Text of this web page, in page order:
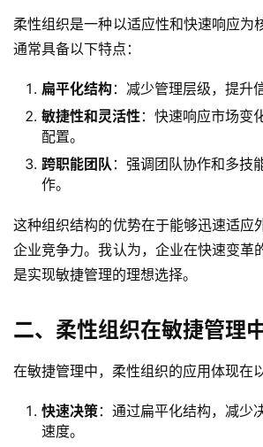
柔性组织是一种以适应性和快速响应为
通常具备以下特点：
扁平化结构：减少管理层级，提升
敏捷性和灵活性：快速响应市场变
配置。
跨职能团队 ：强调团队协作和多技
作。
这种组织结构的优势在于能够迅速适应
企业竞争力。我认为，企业在快速变革
是实现敏捷管理的理想选择。
二、柔性组织在敏捷管理
在敏捷管理中，柔性组织的应用体现在
快速决策：通过扁平化结构，减少
速度。